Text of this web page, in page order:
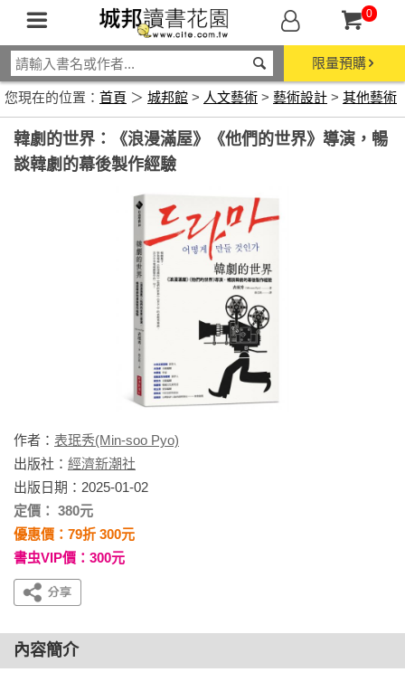
0
限量預購
您現在的位置： 首頁 ＞ 城邦館 > 人文藝術 > 藝術設計 > 其他藝術
韓劇的世界：《浪漫滿屋》《他們的世界》導演，暢
談韓劇的幕後製作經驗
作者： 表珉秀(Min-soo Pyo)
出版社： 經濟新潮社
出版日期：2025-01-02
定價： 380元
優惠價：79折 300元
書虫VIP價：300元
內容簡介